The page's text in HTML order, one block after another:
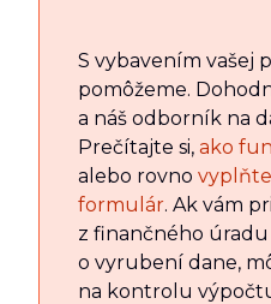
S vybavením vašej
pomôžeme.
a náš odborník na
Prečítajte si, ako
alebo rovno
formulár. Ak vám
z finančného úradu
o vyrubení dane,
na kontrolu